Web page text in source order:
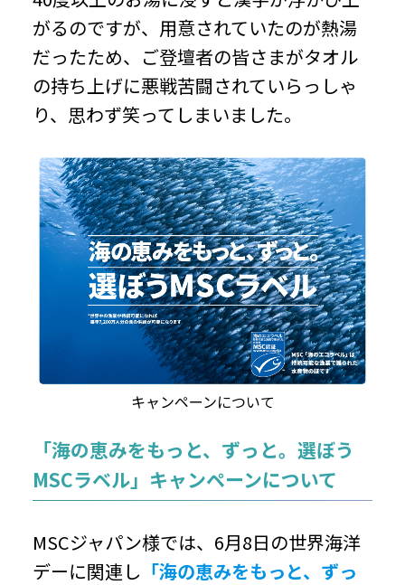
がるのですが、用意されていたのが熱湯
だったため、ご登壇者の皆さまがタオル
の持ち上げに悪戦苦闘されていらっしゃ
り、思わず笑ってしまいました。
キャンペーンについて
「海の恵みをもっと、ずっと。選ぼう
MSCラベル」キャンペーンについて
MSCジャパン様では、6月8日の世界海洋
デーに関連し 「海の恵みをもっと、ずっ